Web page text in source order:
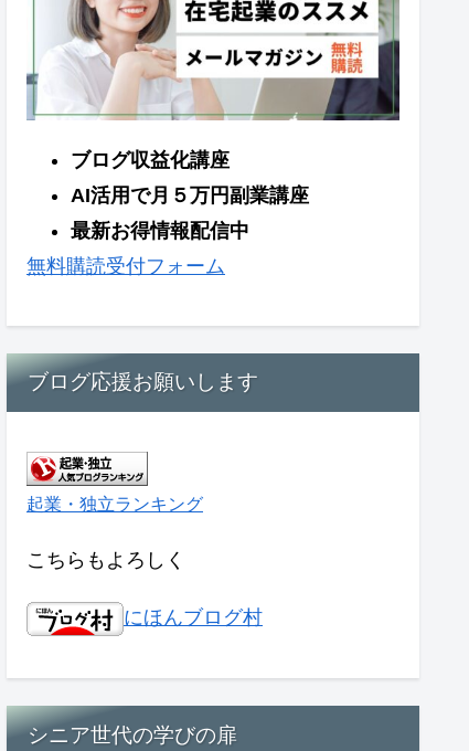
ブログ収益化講座
AI活用で月５万円副業講座
最新お得情報配信中
無料購読受付フォーム
ブログ応援お願いします
起業・独立ランキング
こちらもよろしく
にほんブログ村
シニア世代の学びの扉